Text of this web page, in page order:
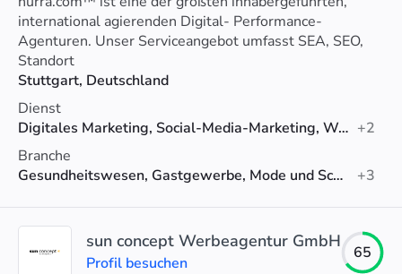
international agierenden Digital- Performance-
Agenturen. Unser Serviceangebot umfasst SEA, SEO,
Display und SMA bis hin zu Bewegtbild.
Standort
Stuttgart, Deutschland
Dienst
Digitales Marketing, Social-Media-Marketing, Werbung +2
Branche
Gesundheitswesen, Gastgewerbe, Mode und Schönheit
+3
sun concept Werbeagentur GmbH
Profil besuchen
65